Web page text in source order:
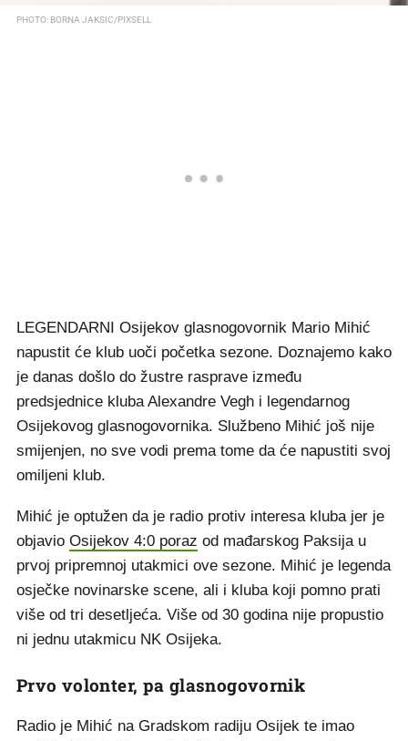
PHOTO: BORNA JAKSIC/PIXSELL
LEGENDARNI Osijekov glasnogovornik Mario Mihić
napustit će klub uoči početka sezone. Doznajemo kako
je danas došlo do žustre rasprave između
predsjednice kluba Alexandre Vegh i legendarnog
Osijekovog glasnogovornika. Službeno Mihić još nije
smijenjen, no sve vodi prema tome da će napustiti svoj
omiljeni klub.
Mihić je optužen da je radio protiv interesa kluba jer je
objavio Osijekov 4:0 poraz od mađarskog Paksija u
prvoj pripremnoj utakmici ove sezone. Mihić je legenda
osječke novinarske scene, ali i kluba koji pomno prati
više od tri desetljeća. Više od 30 godina nije propustio
ni jednu utakmicu NK Osijeka.
Prvo volonter, pa glasnogovornik
Radio je Mihić na Gradskom radiju Osijek te imao